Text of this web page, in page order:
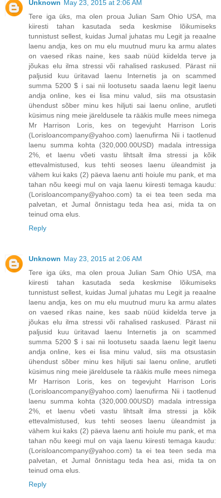
Unknown May 23, 2015 at 2:06 AM
Tere iga üks, ma olen proua Julian Sam Ohio USA, ma
kiiresti tahan kasutada seda keskmise lõikumiseks
tunnistust sellest, kuidas Jumal juhatas mu Legit ja reaalne
laenu andja, kes on mu elu muutnud muru ka armu alates
on vaesed rikas naine, kes saab nüüd kiidelda terve ja
jõukas elu ilma stressi või rahalised raskused. Pärast nii
paljusid kuu üritavad laenu Internetis ja on scammed
summa 5200 $ i sai nii lootusetu saada laenu legit laenu
andja online, kes ei lisa minu valud, siis ma otsustasin
ühendust sõber minu kes hiljuti sai laenu online, arutleti
küsimus ning meie järeldusele ta rääkis mulle mees nimega
Mr Harrison Loris, kes on tegevjuht Harrison Loris
(Lorisloancompany@yahoo.com) laenufirma Nii i taotlenud
laenu summa kohta (320,000.00USD) madala intressiga
2%, et laenu võeti vastu lihtsalt ilma stressi ja kõik
ettevalmistused, kus tehti seoses laenu üleandmist ja
vähem kui kaks (2) päeva laenu anti hoiule mu pank, et ma
tahan nõu keegi mul on vaja laenu kiiresti temaga kaudu:
(Lorisloancompany@yahoo.com) ta ei tea teen seda ma
palvetan, et Jumal õnnistagu teda hea asi, mida ta on
teinud oma elus.
Reply
Unknown May 23, 2015 at 2:06 AM
Tere iga üks, ma olen proua Julian Sam Ohio USA, ma
kiiresti tahan kasutada seda keskmise lõikumiseks
tunnistust sellest, kuidas Jumal juhatas mu Legit ja reaalne
laenu andja, kes on mu elu muutnud muru ka armu alates
on vaesed rikas naine, kes saab nüüd kiidelda terve ja
jõukas elu ilma stressi või rahalised raskused. Pärast nii
paljusid kuu üritavad laenu Internetis ja on scammed
summa 5200 $ i sai nii lootusetu saada laenu legit laenu
andja online, kes ei lisa minu valud, siis ma otsustasin
ühendust sõber minu kes hiljuti sai laenu online, arutleti
küsimus ning meie järeldusele ta rääkis mulle mees nimega
Mr Harrison Loris, kes on tegevjuht Harrison Loris
(Lorisloancompany@yahoo.com) laenufirma Nii i taotlenud
laenu summa kohta (320,000.00USD) madala intressiga
2%, et laenu võeti vastu lihtsalt ilma stressi ja kõik
ettevalmistused, kus tehti seoses laenu üleandmist ja
vähem kui kaks (2) päeva laenu anti hoiule mu pank, et ma
tahan nõu keegi mul on vaja laenu kiiresti temaga kaudu:
(Lorisloancompany@yahoo.com) ta ei tea teen seda ma
palvetan, et Jumal õnnistagu teda hea asi, mida ta on
teinud oma elus.
Reply